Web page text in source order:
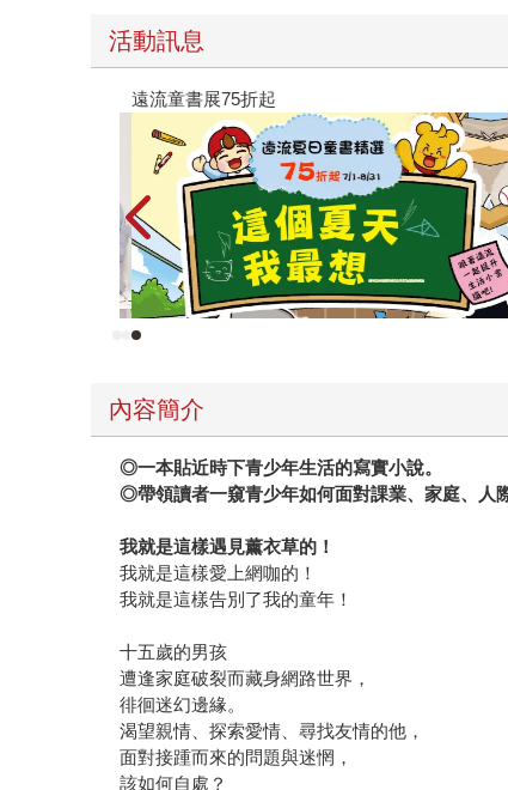
活動訊息
遠流童書展75折起
內容簡介
◎一本貼近時下青少年生活的寫實小說。
◎帶領讀者一窺青少年如何面對課業、家庭、人
我就是這樣遇見薰衣草的！
我就是這樣愛上網咖的！
我就是這樣告別了我的童年！
十五歲的男孩
遭逢家庭破裂而藏身網路世界，
徘徊迷幻邊緣。
渴望親情、探索愛情、尋找友情的他，
面對接踵而來的問題與迷惘，
該如何自處？